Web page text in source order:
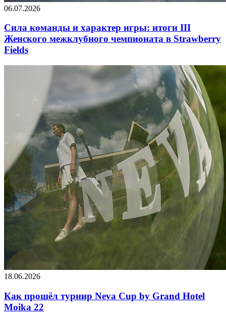
06.07.2026
Сила команды и характер игры: итоги III
Женского межклубного чемпионата в Strawberry
Fields
18.06.2026
Как прошёл турнир Neva Cup by Grand Hotel
Moika 22